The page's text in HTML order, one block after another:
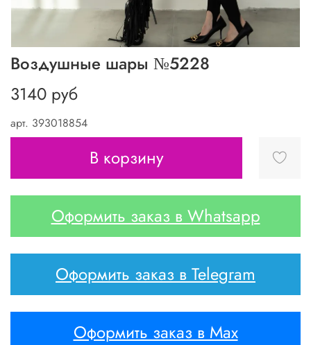
арт. 393018854
Воздушные шары №5228
3140 руб
В корзину
Оформить заказ в Whatsapp
Оформить заказ в Telegram
Оформить заказ в Max